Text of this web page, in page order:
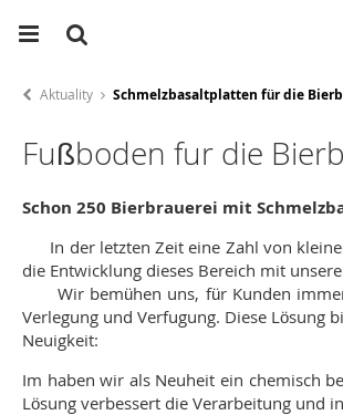
Aktuality Schmelzbasaltplatten für die
Fußboden fur die
Schon 250 Bierbrauerei mit
In der letzten Zeit eine Zahl von
die Entwicklung dieses Bereich mit
Wir bemühen uns, für Kunden immer
Verlegung und Verfugung. Diese Lösung
Neuigkeit:
Im haben wir als Neuheit ein chemisch
Lösung verbessert die Verarbeitung und